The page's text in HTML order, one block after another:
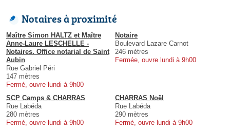
Notaires à proximité
Maître Simon HALTZ et Maître
Anne-Laure LESCHELLE -
Notaires. Office notarial de Saint
Aubin
Rue Gabriel Péri
147 mètres
Fermé, ouvre lundi à 9h00
Notaire
Boulevard Lazare Carnot
246 mètres
Fermée, ouvre lundi à 9h00
SCP Camps & CHARRAS
Rue Labéda
280 mètres
Fermé, ouvre lundi à 9h00
CHARRAS Noël
Rue Labéda
290 mètres
Fermé, ouvre lundi à 9h00